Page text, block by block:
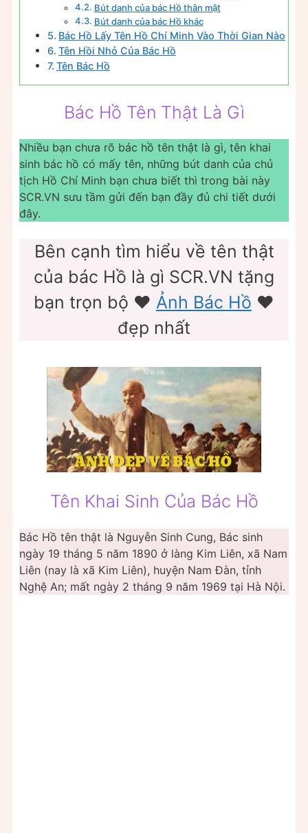
Bút danh của bác Hồ thân mật
Bút danh của bác Hồ khác
Bác Hồ Lấy Tên Hồ Chí Minh Vào Thời Gian Nào
Tên Hồi Nhỏ Của Bác Hồ
Tên Bác Hồ
Bác Hồ Tên Thật Là Gì
Nhiều bạn chưa rõ bác hồ tên thật là gì, tên khai
sinh bác hồ có mấy tên, những bút danh của chủ
tịch Hồ Chí Minh bạn chưa biết thì trong bài này
SCR.VN sưu tầm gửi đến bạn đầy đủ chi tiết dưới
đây.
Bên cạnh tìm hiểu về tên thật
của bác Hồ là gì SCR.VN tặng
bạn trọn bộ ❤️ Ảnh Bác Hồ ❤️
đẹp nhất
Tên Khai Sinh Của Bác Hồ
Bác Hồ tên thật là Nguyễn Sinh Cung, Bác sinh
ngày 19 tháng 5 năm 1890 ở làng Kim Liên, xã Nam
Liên (nay là xã Kim Liên), huyện Nam Đàn, tỉnh
Nghệ An; mất ngày 2 tháng 9 năm 1969 tại Hà Nội.